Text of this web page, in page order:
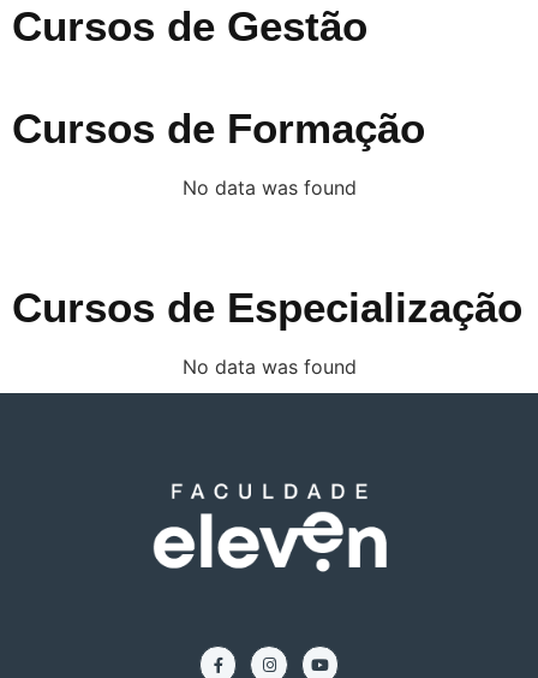
Cursos de Gestão
Cursos de Formação
No data was found
Cursos de Especialização
No data was found